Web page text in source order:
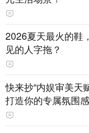
2026夏天最火的鞋
见的人字拖？
快来抄“内娱审美天
打造你的专属氛围感